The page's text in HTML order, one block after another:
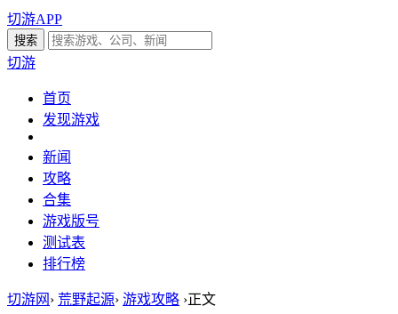
切游APP
切游
首页
发现游戏
新闻
攻略
合集
游戏版号
测试表
排行榜
切游网 › 荒野起源› 游戏攻略 ›正文